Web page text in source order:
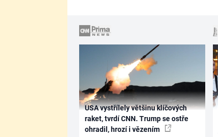
USA vystřílely většinu klíčových
raket, tvrdí CNN. Trump se ostře
ohradil, hrozí i vězením